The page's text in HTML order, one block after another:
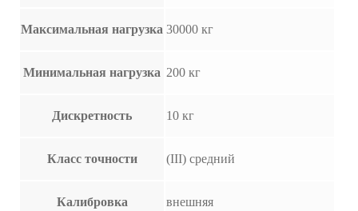
Максимальная нагрузка 30000 кг
Минимальная нагрузка 200 кг
Дискретность 10 кг
Класс точности (III) средний
Калибровка внешняя